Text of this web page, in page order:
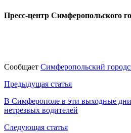
Пресс-центр Симферопольского
Сообщает Симферопольский
Навигация
по
записям
Предыдущая статья
В Симферополе в эти выходные дни
нетрезвых водителей
Следующая статья